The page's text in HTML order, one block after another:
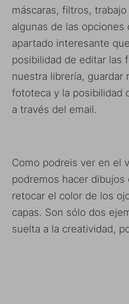
máscaras, filtros,
algunas de las opciones
apartado interesante
posibilidad de editar las
nuestra librería, guardar
fototeca y la posibilidad
a través del email.
Como podreis ver en el
podremos hacer
retocar el color de los
capas. Son sólo dos
suelta a la creatividad,